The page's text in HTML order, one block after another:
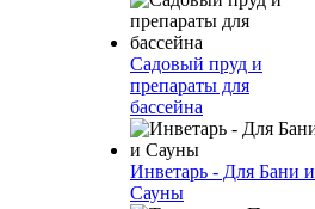
Садовый пруд и
препараты для
бассейна
Инветарь - Для Бани и
Сауны